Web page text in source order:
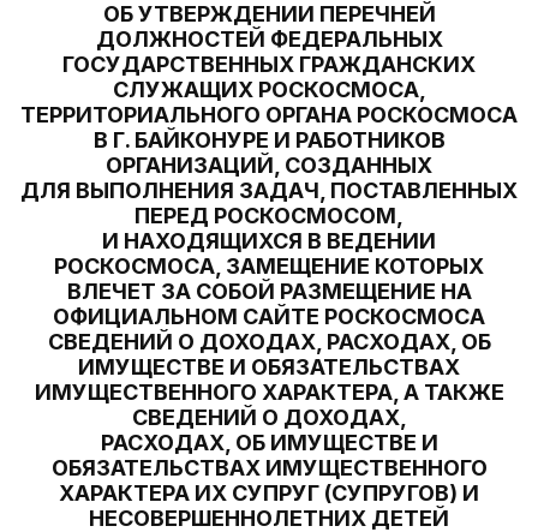
ОБ УТВЕРЖДЕНИИ ПЕРЕЧНЕЙ
ДОЛЖНОСТЕЙ ФЕДЕРАЛЬНЫХ
ГОСУДАРСТВЕННЫХ ГРАЖДАНСКИХ
СЛУЖАЩИХ РОСКОСМОСА,
ТЕРРИТОРИАЛЬНОГО ОРГАНА РОСКОСМОСА
В Г. БАЙКОНУРЕ И РАБОТНИКОВ
ОРГАНИЗАЦИЙ, СОЗДАННЫХ
ДЛЯ ВЫПОЛНЕНИЯ ЗАДАЧ, ПОСТАВЛЕННЫХ
ПЕРЕД РОСКОСМОСОМ,
И НАХОДЯЩИХСЯ В ВЕДЕНИИ
РОСКОСМОСА, ЗАМЕЩЕНИЕ КОТОРЫХ
ВЛЕЧЕТ ЗА СОБОЙ РАЗМЕЩЕНИЕ НА
ОФИЦИАЛЬНОМ САЙТЕ РОСКОСМОСА
СВЕДЕНИЙ О ДОХОДАХ, РАСХОДАХ, ОБ
ИМУЩЕСТВЕ И ОБЯЗАТЕЛЬСТВАХ
ИМУЩЕСТВЕННОГО ХАРАКТЕРА, А ТАКЖЕ
СВЕДЕНИЙ О ДОХОДАХ,
РАСХОДАХ, ОБ ИМУЩЕСТВЕ И
ОБЯЗАТЕЛЬСТВАХ ИМУЩЕСТВЕННОГО
ХАРАКТЕРА ИХ СУПРУГ (СУПРУГОВ) И
НЕСОВЕРШЕННОЛЕТНИХ ДЕТЕЙ